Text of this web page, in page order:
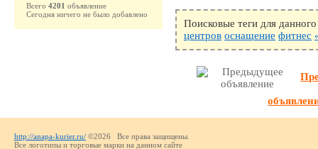
Поисковые теги для
центров оснащение фитнес
Всего 4201 объявление
Сегодня ничего не было добавлено
http://anapa-kurier.ru/ ©2026 Все права защищены.
Все логотипы и торговые марки на данном сайте